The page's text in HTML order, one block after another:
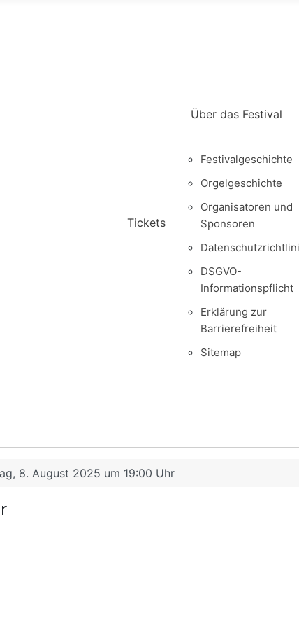
Tickets
Über das Festival
Festivalgeschichte
Orgelgeschichte
Organisatoren und
Sponsoren
DSGVO-
Informationspflicht
Erklärung zur
Barrierefreiheit
Sitemap
8. August 2025 um 19:00 Uhr